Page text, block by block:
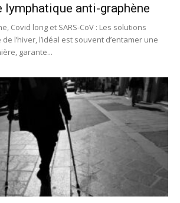
lymphatique anti-graphène
Covid long et SARS-CoV : Les solutions
l’hiver, l’idéal est souvent d’entamer une
garante...